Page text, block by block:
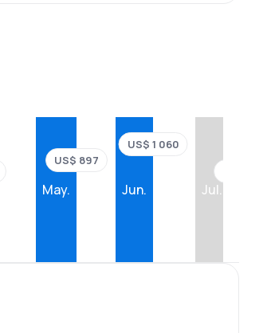
May.
US$ 897
Jun.
US$ 1 060
Jul.